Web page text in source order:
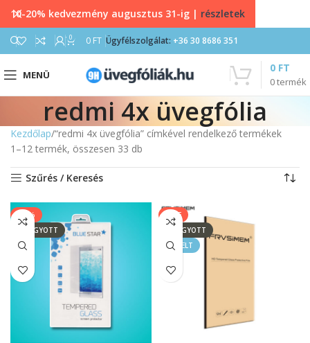
0 0 FT Ügyfélszolgálat: +36 30 8686 351
MENÜ
0termék
0 FT
redmi 4x üvegfólia
Kezdőlap “redmi 4x üvegfólia” címkével rendelkező termékek
1–12 termék, összesen 33 db
Szűrés / Keresés
-20%
ELFOGYOTT
SALE
ELFOGYOTT
KIEMELT
10-20% kedvezmény augusztus 31-ig | részletek